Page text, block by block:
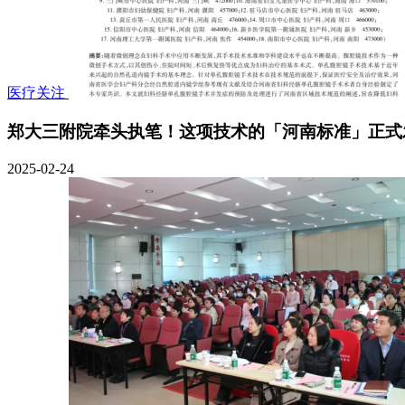
医疗关注
郑大三附院牵头执笔！这项技术的「河南标准」正
2025-02-24